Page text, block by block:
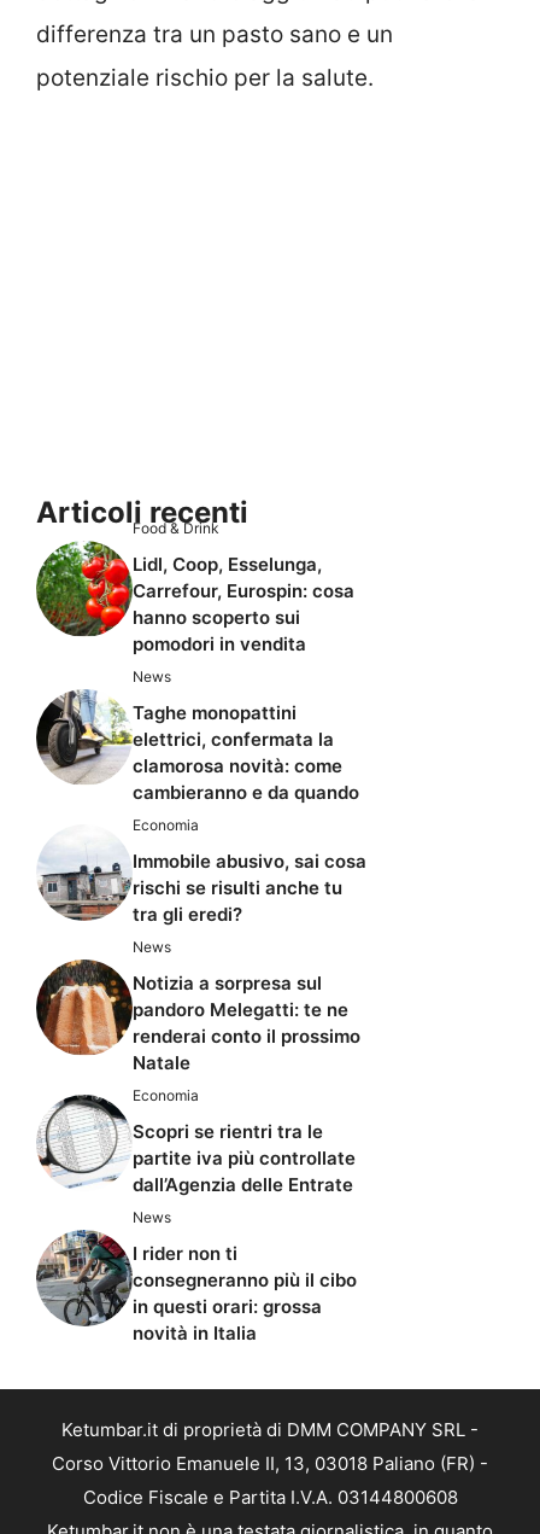
differenza tra un pasto sano e un
potenziale rischio per la salute.
Articoli recenti
Food & Drink
Lidl, Coop, Esselunga,
Carrefour, Eurospin: cosa
hanno scoperto sui
pomodori in vendita
News
Taghe monopattini
elettrici, confermata la
clamorosa novità: come
cambieranno e da quando
Economia
Immobile abusivo, sai cosa
rischi se risulti anche tu
tra gli eredi?
News
Notizia a sorpresa sul
pandoro Melegatti: te ne
renderai conto il prossimo
Natale
Economia
Scopri se rientri tra le
partite iva più controllate
dall’Agenzia delle Entrate
News
I rider non ti
consegneranno più il cibo
in questi orari: grossa
novità in Italia
Ketumbar.it di proprietà di DMM COMPANY SRL -
Corso Vittorio Emanuele II, 13, 03018 Paliano (FR) -
Codice Fiscale e Partita I.V.A. 03144800608